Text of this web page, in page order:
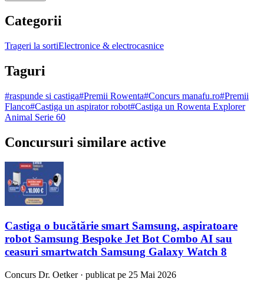
Categorii
Trageri la sortiElectronice & electrocasnice
Taguri
#raspunde si castiga#Premii Rowenta#Concurs manafu.ro#Premii
Flanco#Castiga un aspirator robot#Castiga un Rowenta Explorer
Animal Serie 60
Concursuri similare active
Castiga o bucătărie smart Samsung, aspiratoare
robot Samsung Bespoke Jet Bot Combo AI sau
ceasuri smartwatch Samsung Galaxy Watch 8
Concurs Dr. Oetker· publicat pe 25 Mai 2026